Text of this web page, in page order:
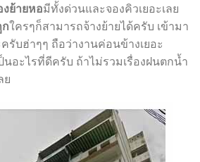
ย้ายหอมีทั้งด่วนและจองคิวเยอะเลย
ใครๆก็สามารถจ้างย้ายได้ครับ เข้ามา
ครับฮ่าๆๆ ถือว่างานค่อนข้างเยอะ
นอะไรที่ดีครับ ถ้าไม่รวมเรื่องฝนตกน้ำ
ย